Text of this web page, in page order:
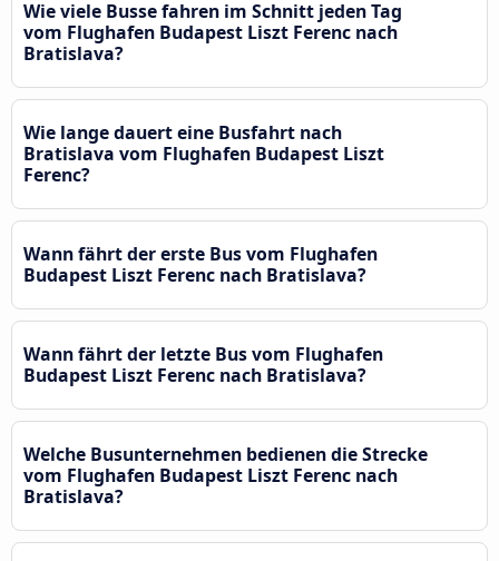
Wie viele Busse fahren im Schnitt jeden Tag
vom Flughafen Budapest Liszt Ferenc nach
Bratislava?
Wie lange dauert eine Busfahrt nach
Bratislava vom Flughafen Budapest Liszt
Ferenc?
Wann fährt der erste Bus vom Flughafen
Budapest Liszt Ferenc nach Bratislava?
Wann fährt der letzte Bus vom Flughafen
Budapest Liszt Ferenc nach Bratislava?
Welche Busunternehmen bedienen die Strecke
vom Flughafen Budapest Liszt Ferenc nach
Bratislava?